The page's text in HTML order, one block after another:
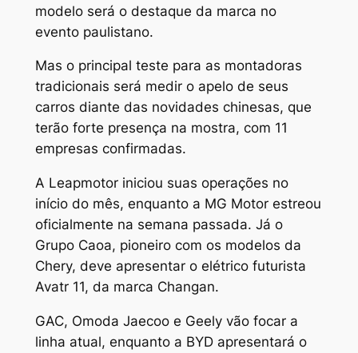
modelo será o destaque da marca no
evento paulistano.
Mas o principal teste para as montadoras
tradicionais será medir o apelo de seus
carros diante das novidades chinesas, que
terão forte presença na mostra, com 11
empresas confirmadas.
A Leapmotor iniciou suas operações no
início do mês, enquanto a MG Motor estreou
oficialmente na semana passada. Já o
Grupo Caoa, pioneiro com os modelos da
Chery, deve apresentar o elétrico futurista
Avatr 11, da marca Changan.
GAC, Omoda Jaecoo e Geely vão focar a
linha atual, enquanto a BYD apresentará o